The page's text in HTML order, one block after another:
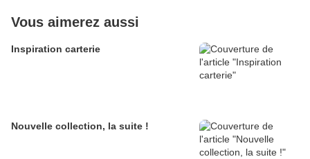
Vous aimerez aussi
Inspiration carterie
Nouvelle collection, la suite !